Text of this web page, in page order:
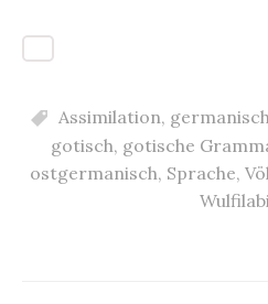
Assimilation,
gotisch, gotische
ostgermanisch, Sprache,